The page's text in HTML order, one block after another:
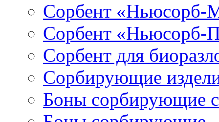
Сорбент «Ньюсорб-
Сорбент «Ньюсорб-
Сорбент для
Сорбирующие
Боны сорбирующие